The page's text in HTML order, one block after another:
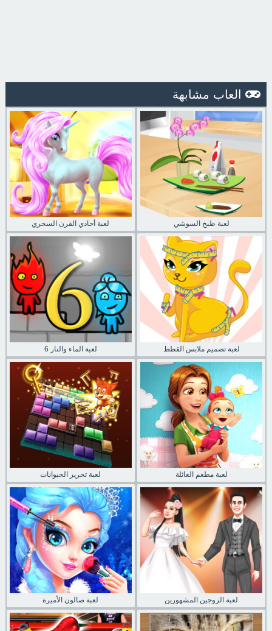
العاب مشابهة
لعبة أحادي القرن السحري لعبة طبخ السوشي
لعبة الماء والنار 6 لعبة تصميم ملابس القطط
لعبة تحرير الحيوانات لعبة مطعم العائلة
لعبة صالون الأميرة لعبة الزوجين المشهورين